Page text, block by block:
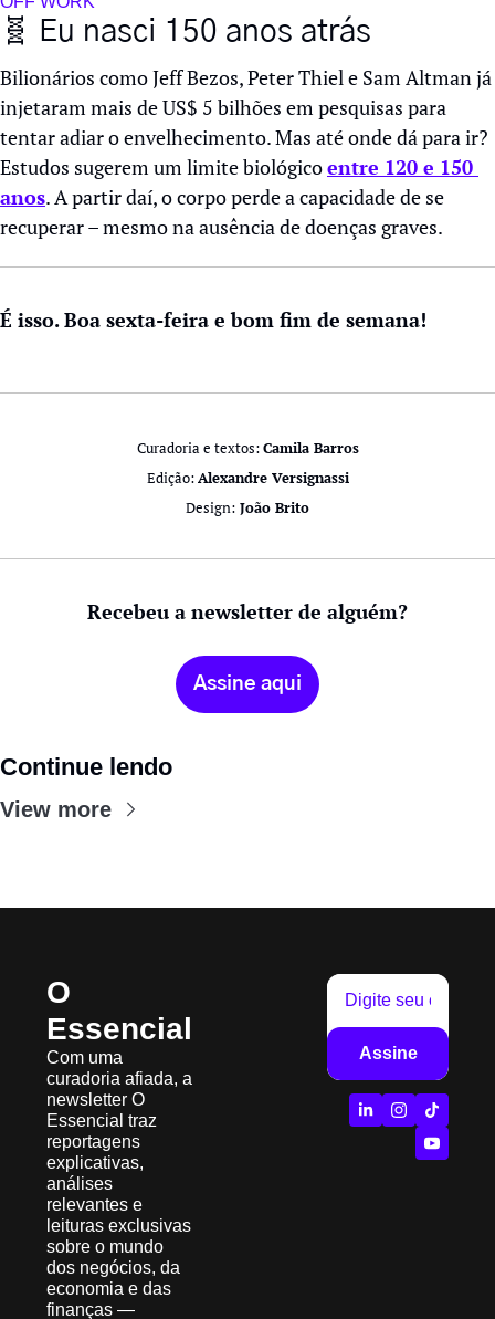
🧬 Eu nasci 150 anos atrás
Bilionários como Jeff Bezos, Peter Thiel e Sam Altman já
injetaram mais de US$ 5 bilhões em pesquisas para
tentar adiar o envelhecimento. Mas até onde dá para ir?
Estudos sugerem um limite biológico entre 120 e 150
anos. A partir daí, o corpo perde a capacidade de se
recuperar – mesmo na ausência de doenças graves.
É isso. Boa sexta-feira e bom fim de semana!
Curadoria e textos: Camila Barros
Edição: Alexandre Versignassi
Design: João Brito
Recebeu a newsletter de alguém?
Assine aqui
Continue lendo
View more
O
Essencial
Com uma
curadoria afiada, a
newsletter O
Essencial traz
reportagens
explicativas,
análises
relevantes e
leituras exclusivas
sobre o mundo
dos negócios, da
economia e das
finanças —
Assine